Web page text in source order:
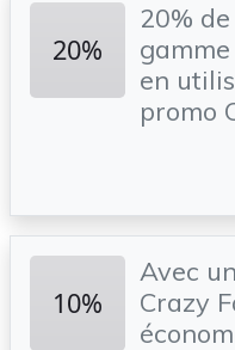
20%
20%
en
promo
10%
Avec
Crazy